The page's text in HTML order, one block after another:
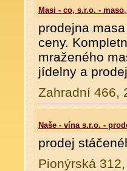
Masi - co, s.r.o. -
prodejna
ceny.
mraženého
jídelny a
Zahradní 466,
Naše - vína s.r.o. -
prodej
Pionýrská